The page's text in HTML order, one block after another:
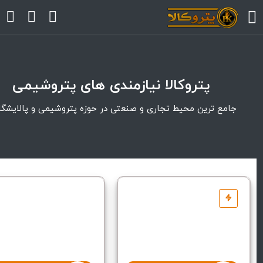
پتروکالا نیازمندی های پتروشیمی
جامع ترین محیط تجاری و صنعتی در حوزه پتروشیمی و